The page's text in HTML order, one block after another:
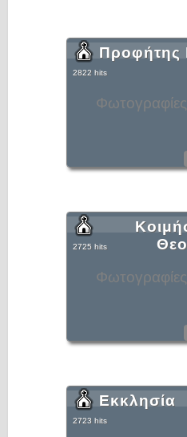
Προφήτης
2822 hits
2725 hits
Εκκλησία
2723 hits